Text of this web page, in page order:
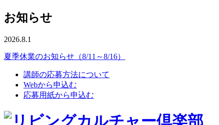
お知らせ
2026.8.1
夏季休業のお知らせ（8/11～8/16）
講師の応募方法について
Webから申込む
応募用紙から申込む